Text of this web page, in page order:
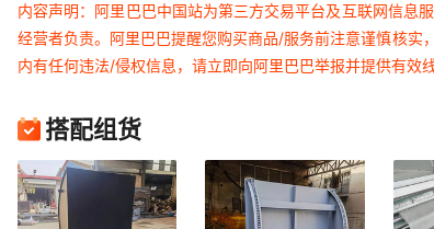
内容声明：阿里巴巴中国站为第三方交易平台及互联网信息
经营者负责。阿里巴巴提醒您购买商品/服务前注意谨慎核
内有任何违法/侵权信息，请立即向阿里巴巴举报并提供有效线
搭配组货